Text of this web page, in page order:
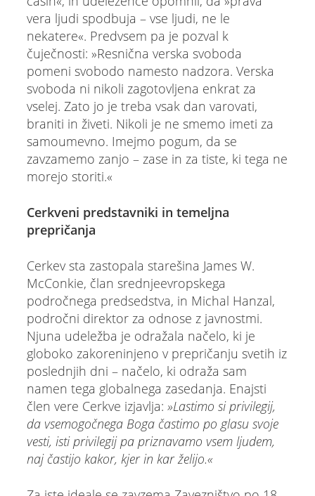
vera ljudi spodbuja – vse ljudi, ne le
nekatere«. Predvsem pa je pozval k
čuječnosti: »Resnična verska svoboda
pomeni svobodo namesto nadzora. Verska
svoboda ni nikoli zagotovljena enkrat za
vselej. Zato jo je treba vsak dan varovati,
braniti in živeti. Nikoli je ne smemo imeti za
samoumevno. Imejmo pogum, da se
zavzamemo zanjo – zase in za tiste, ki tega ne
morejo storiti.«
Cerkveni predstavniki in temeljna
prepričanja
Cerkev sta zastopala starešina James W.
McConkie, član srednjeevropskega
področnega predsedstva, in Michal Hanzal,
področni direktor za odnose z javnostmi.
Njuna udeležba je odražala načelo, ki je
globoko zakoreninjeno v prepričanju svetih iz
poslednjih dni – načelo, ki odraža sam
namen tega globalnega zasedanja. Enajsti
člen vere Cerkve izjavlja: »Lastimo si privilegij,
da vsemogočnega Boga častimo po glasu svoje
vesti, isti privilegij pa priznavamo vsem ljudem,
naj častijo kakor, kjer in kar želijo.«